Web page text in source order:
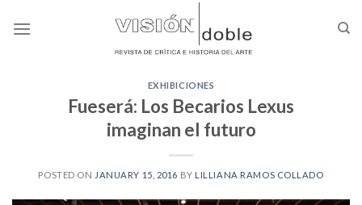
EXHIBICIONES
Fueserá: Los Becarios Lexus
imaginan el futuro
POSTED ON JANUARY 15, 2016 BY LILLIANA RAMOS COLLADO